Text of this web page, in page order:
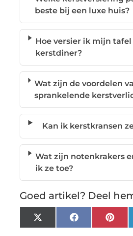
beste bij een luxe huis?
Hoe versier ik mijn
kerstdiner?
Wat zijn de voordelen
sprankelende
Kan ik kerstkransen
Wat zijn notenkrakers
ik ze toe?
Goed artikel? Deel
X
(Twitter)
Facebook